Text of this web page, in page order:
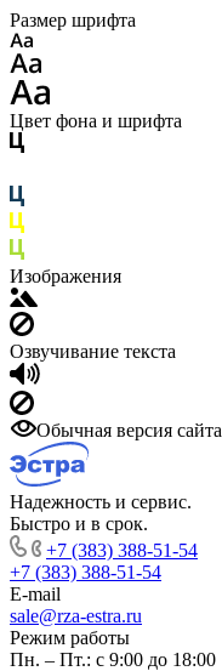
Размер шрифта
Цвет фона и шрифта
Изображения
Озвучивание текста
Обычная версия сайта
Надежность и сервис.
Быстро и в срок.
+7 (383) 388-51-54
+7 (383) 388-51-54
E-mail
sale@rza-estra.ru
Режим работы
Пн. – Пт.: с 9:00 до 18:00